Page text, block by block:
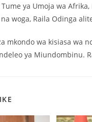
ya Umoja wa
woga, Raila Odinga
mkondo wa kisiasa wa
ya Miundombinu.